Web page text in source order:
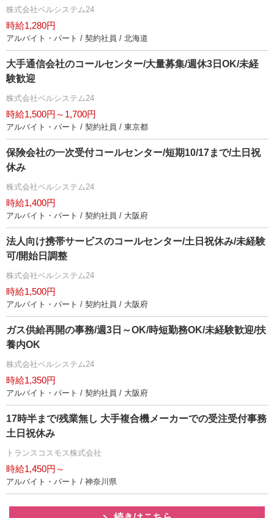
株式会社ベルシステム24
時給1,280円
アルバイト・パート / 契約社員 / 北海道
大手通信会社のコールセンター/大量募集/週休3日OK/未経
験歓迎
株式会社ベルシステム24
時給1,500円～1,700円
アルバイト・パート / 契約社員 / 東京都
保険会社の一次受付コールセンター/短期10/17まで/土日祝
休み
株式会社ベルシステム24
時給1,400円
アルバイト・パート / 契約社員 / 大阪府
法人向け携帯サービスのコールセンター/土日祝休み/未経験
可/開始日調整
株式会社ベルシステム24
時給1,500円
アルバイト・パート / 契約社員 / 大阪府
ガス供給再開の事務/週3日～OK/時短勤務OK/未経験歓迎/扶
養内OK
株式会社ベルシステム24
時給1,350円
アルバイト・パート / 契約社員 / 大阪府
17時半まで/残業無し 大手複合機メーカーでの受注受付事務
土日祝休み
トランスコスモス株式会社
時給1,450円～
アルバイト・パート / 神奈川県